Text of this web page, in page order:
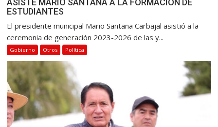
ASISTE MARIO SANTANA A LA FORMACIÓN DE
ESTUDIANTES
El presidente municipal Mario Santana Carbajal asistió a la
ceremonia de generación 2023-2026 de las y...
Gobierno Otros Política